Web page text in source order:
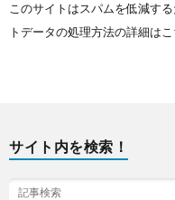
このサイトはスパムを低減す
トデータの処理方法の詳細は
サイト内を検索！